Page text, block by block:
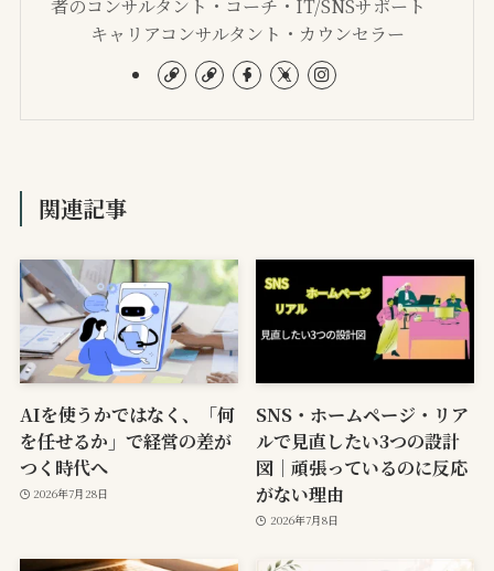
者のコンサルタント・コーチ・IT/SNSサポート
キャリアコンサルタント・カウンセラー
関連記事
AIを使うかではなく、「何
を任せるか」で経営の差が
つく時代へ
2026年7月28日
SNS・ホームページ・リア
ルで見直したい3つの設計
図｜頑張っているのに反応
がない理由
2026年7月8日